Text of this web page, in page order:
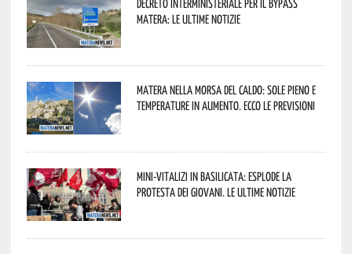
Decreto interministeriale per il Bypass
Matera: le ultime notizie
Matera nella morsa del caldo: sole pieno e
temperature in aumento. Ecco le previsioni
Mini-vitalizi in Basilicata: esplode la
protesta dei giovani. Le ultime notizie